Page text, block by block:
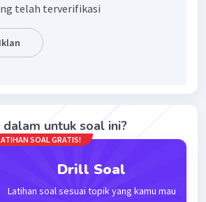
variabel pada bilangan bulat = ...?
linear satu variabel
yang ada. Berlaku juga
variabel ke dalam satu
telah terverifikasi
untuk soal ini?
SOAL GRATIS!
Drill Soal
Latihan soal sesuai topik yang kamu mau